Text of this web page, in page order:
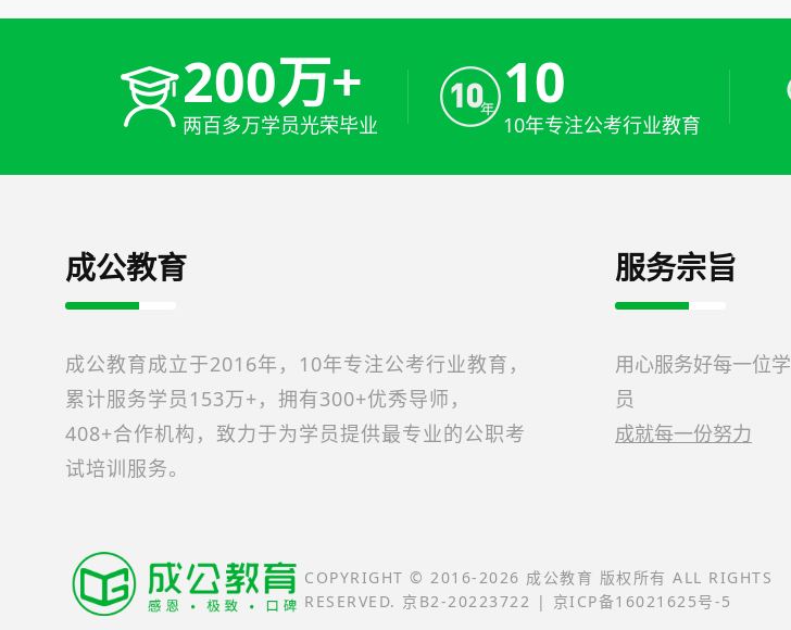
200万+
两百多万学员光荣毕业
10
10年专注公考行业教育
成公教育
成公教育成立于2016年，10年专注公考行业教育，
累计服务学员153万+，拥有300+优秀导师，
408+合作机构，致力于为学员提供最专业的公职考
试培训服务。
服务宗旨
用心服务好每一位学
员
成就每一份努力
COPYRIGHT © 2016-2026 成公教育 版权所有 ALL RIGHTS
RESERVED. 京B2-20223722 | 京ICP备16021625号-5